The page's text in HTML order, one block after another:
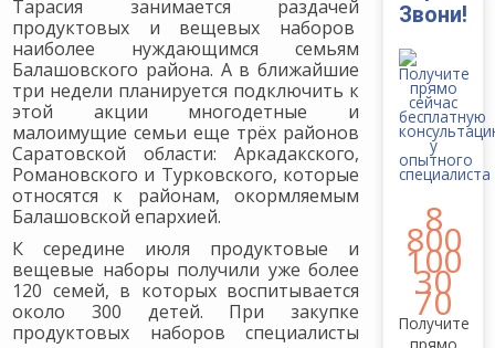
Тарасия занимается раздачей
продуктовых и вещевых наборов
наиболее нуждающимся семьям
Балашовского района. А в ближайшие
три недели планируется подключить к
этой акции многодетные и
малоимущие семьи еще трёх районов
Саратовской области: Аркадакского,
Романовского и Турковского, которые
относятся к районам, окормляемым
Балашовской епархией.
К середине июля продуктовые и
вещевые наборы получили уже более
120 семей, в которых воспитывается
около 300 детей. При закупке
продуктовых наборов специалисты
Звони!
8
800
100
30
70
Получите